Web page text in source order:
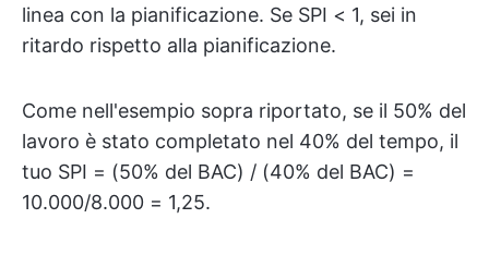
linea con la pianificazione. Se SPI < 1, sei in
ritardo rispetto alla pianificazione.
Come nell'esempio sopra riportato, se il 50% del
lavoro è stato completato nel 40% del tempo, il
tuo SPI = (50% del BAC) / (40% del BAC) =
10.000/8.000 = 1,25.